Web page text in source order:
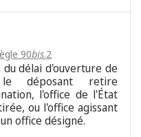
90bis.2
délai d'ouverture de
déposant retire
l'office de l'État
ou l'office agissant
office désigné.